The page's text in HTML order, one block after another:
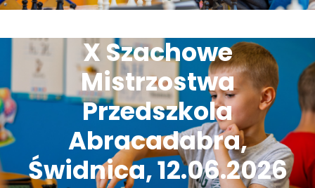
X Szachowe
Mistrzostwa
Przedszkola
Abracadabra,
Świdnica, 12.06.2026